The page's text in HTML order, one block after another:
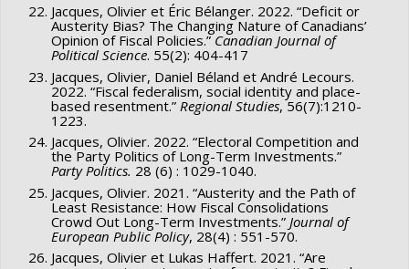
Jacques, Olivier et Éric Bélanger. 2022. “Deficit or
Austerity Bias? The Changing Nature of Canadians’
Opinion of Fiscal Policies.”Canadian Journal of
Political Science. 55(2): 404-417
Jacques, Olivier, Daniel Béland et André Lecours.
2022. “Fiscal federalism, social identity and place-
based resentment.” Regional Studies, 56(7):1210-
1223.
Jacques, Olivier. 2022. “Electoral Competition and
the Party Politics of Long-Term Investments.”
Party Politics. 28 (6) : 1029-1040.
Jacques, Olivier. 2021. “Austerity and the Path of
Least Resistance: How Fiscal Consolidations
Crowd Out Long-Term Investments.” Journal of
European Public Policy, 28(4) : 551-570.
Jacques, Olivier et Lukas Haffert. 2021. “Are